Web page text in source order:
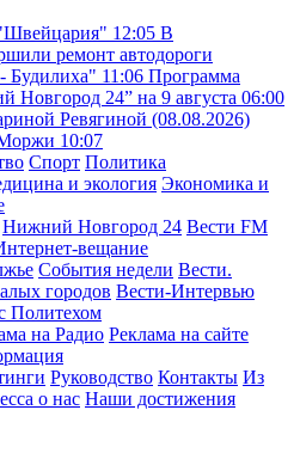
12:05 В
ремонт автодороги
Будилиха" 11:06 Программа
Новгород 24” на 9 августа 06:00
Ревягиной (08.08.2026)
10:07
Спорт Политика
и экология Экономика и
Нижний Новгород 24 Вести FM
вещание
События недели Вести.
городов Вести-Интервью
Политехом
на Радио Реклама на сайте
Руководство Контакты Из
о нас Наши достижения